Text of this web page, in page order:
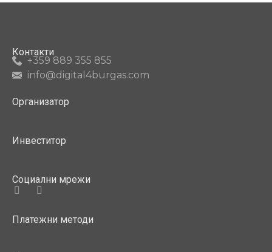
Контакти
+359 889 355 855
info@digital4burgas.com
Организатор
Инвеститор
Социални мрежи
Платежни методи